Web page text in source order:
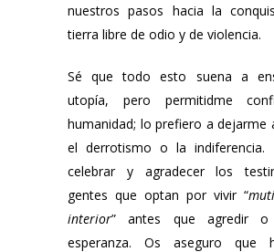
nuestros pasos hacia la
tierra libre de odio y de violencia.
Sé que todo esto suena a
utopía, pero permitidme
humanidad; lo prefiero a dejarme
el derrotismo o la indiferencia.
celebrar y agradecer los
gentes que optan por vivir “
interior” antes que agredir
esperanza. Os aseguro que